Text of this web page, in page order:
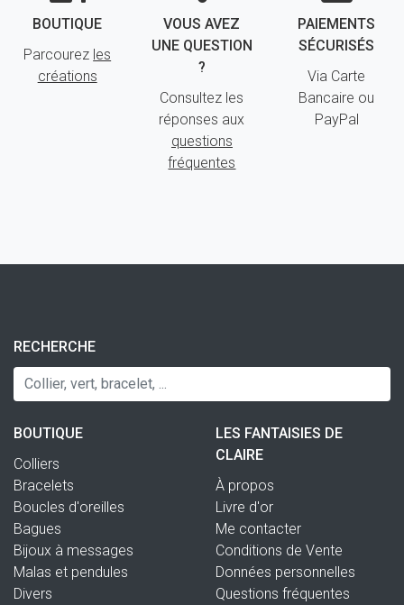
BOUTIQUE
Parcourez les
créations
VOUS AVEZ
UNE QUESTION
?
Consultez les
réponses aux
questions
fréquentes
PAIEMENTS
SÉCURISÉS
Via Carte
Bancaire ou
PayPal
LES FANTAISIES DE
CLAIRE
À propos
Livre d'or
Me contacter
Conditions de Vente
Données personnelles
Questions fréquentes
BOUTIQUE
Colliers
Bracelets
Boucles d'oreilles
Bagues
Bijoux à messages
Malas et pendules
Divers
RECHERCHE